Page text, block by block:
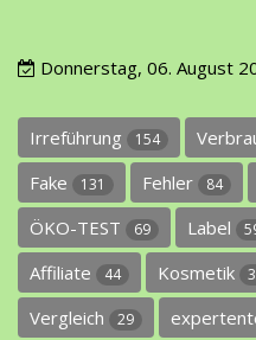
Donnerstag, 06. August
Irreführung 154
Fake 131 Fehler 84
ÖKO-TEST 69 Label
Affiliate 44 Kosmetik
Vergleich 29